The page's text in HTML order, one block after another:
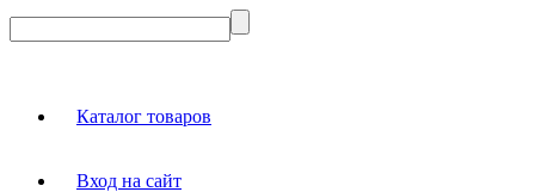
Каталог товаров
Вход на сайт